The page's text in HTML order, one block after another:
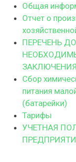
Общая
Отчет о
ПЕРЕЧЕНЬ
Сбор
питания
(батарейки)
Тарифы
УЧЕТНАЯ